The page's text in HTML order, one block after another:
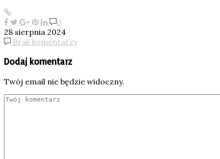
0
28 sierpnia 2024
Brak komentarzy
Dodaj komentarz
Twój email nie będzie widoczny.